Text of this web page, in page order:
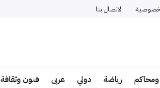
الاتصال بنا
رياضة دولي عربى فنون وثقافة